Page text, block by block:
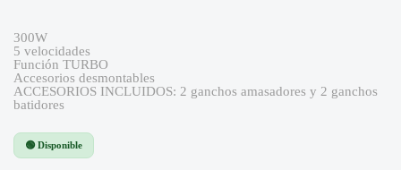
300W
5 velocidades
Función TURBO
Accesorios desmontables
ACCESORIOS INCLUIDOS: 2 ganchos amasadores y 2 ganchos
batidores
🟢 Disponible